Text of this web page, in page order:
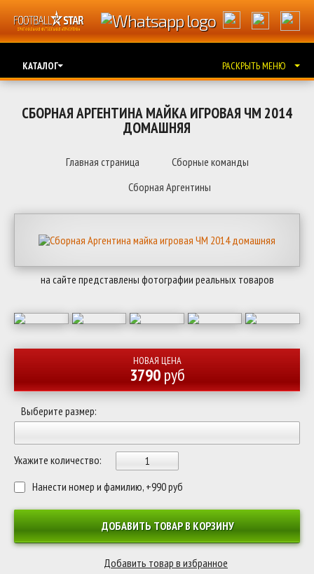
КАТАЛОГ РАСКРЫТЬ МЕНЮ
СБОРНАЯ АРГЕНТИНА МАЙКА ИГРОВАЯ ЧМ 2014
ДОМАШНЯЯ
Главная страница
Сборные команды
Сборная Аргентины
на сайте представлены фотографии реальных товаров
НОВАЯ ЦЕНА
3790руб
Выберите размер:
Укажите количество:
Нанести номер и фамилию, +990 руб
ДОБАВИТЬ ТОВАР В КОРЗИНУ